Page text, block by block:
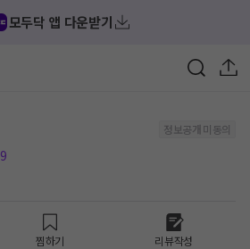
모두닥 앱 다운받기
정보공개 미동의
9
찜하기 리뷰작성